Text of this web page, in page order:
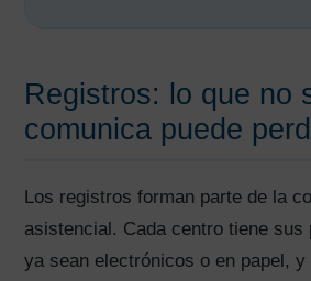
Registros: lo que no
comunica puede
Los registros forman parte de la
asistencial. Cada centro tiene sus
ya sean electrónicos o en papel, y